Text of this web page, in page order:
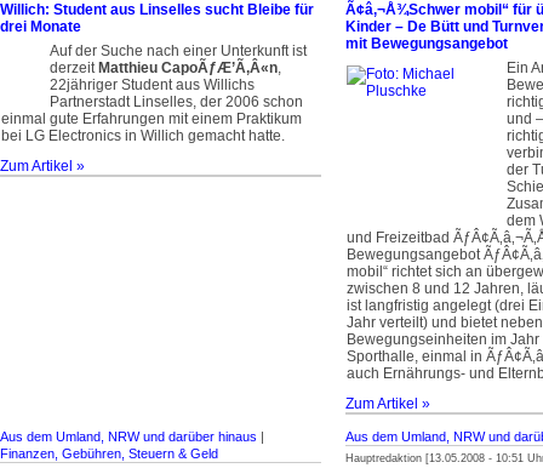
Willich: Student aus Linselles sucht Bleibe für
drei Monate
Auf der Suche nach einer Unterkunft ist
derzeit Matthieu CapoÃƒÆ’Ã‚Â«n,
22jähriger Student aus Willichs
Partnerstadt Linselles, der 2006 schon
einmal gute Erfahrungen mit einem Praktikum
bei LG Electronics in Willich gemacht hatte.
Zum Artikel »
Ã¢â‚¬Å¾Schwer mobil“ für
Kinder – De Bütt und
mit Bewegungsangebot
Ein
und
der
dem
und Freizeitbad
Bewegungsangebot
mobil“ richtet sich an
zwischen 8 und 12 Jahren,
ist langfristig angelegt (drei
Jahr verteilt) und bietet
Bewegungseinheiten im
Sporthalle, einmal in
auch Ernährungs- und
Zum Artikel »
Aus dem Umland, NRW und darüber hinaus |
Finanzen, Gebühren, Steuern & Geld
Aus dem Umland, NRW und
Hauptredaktion [13.05.2008 - 10:51